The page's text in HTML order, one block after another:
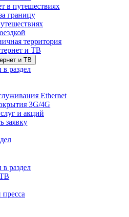
в путешествиях
границу
территория
и ТВ
и ТВ
раздел
Ethernet
3G/4G
и акций
заявку
раздел